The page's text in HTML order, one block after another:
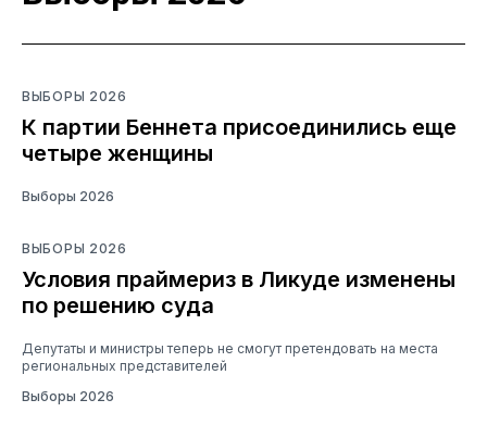
ВЫБОРЫ 2026
К партии Беннета присоединились еще
четыре женщины
Выборы 2026
ВЫБОРЫ 2026
Условия праймериз в Ликуде изменены
по решению суда
Депутаты и министры теперь не смогут претендовать на места
региональных представителей
Выборы 2026